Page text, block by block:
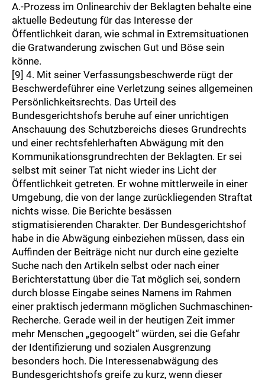
A.-Prozess im Onlinearchiv der Beklagten behalte eine
aktuelle Bedeutung für das Interesse der
Öffentlichkeit daran, wie schmal in Extremsituationen
die Gratwanderung zwischen Gut und Böse sein
könne.
[9] 4. Mit seiner Verfassungsbeschwerde rügt der
Beschwerdeführer eine Verletzung seines allgemeinen
Persönlichkeitsrechts. Das Urteil des
Bundesgerichtshofs beruhe auf einer unrichtigen
Anschauung des Schutzbereichs dieses Grundrechts
und einer rechtsfehlerhaften Abwägung mit den
Kommunikationsgrundrechten der Beklagten. Er sei
selbst mit seiner Tat nicht wieder ins Licht der
Öffentlichkeit getreten. Er wohne mittlerweile in einer
Umgebung, die von der lange zurückliegenden Straftat
nichts wisse. Die Berichte besässen
stigmatisierenden Charakter. Der Bundesgerichtshof
habe in die Abwägung einbeziehen müssen, dass ein
Auffinden der Beiträge nicht nur durch eine gezielte
Suche nach den Artikeln selbst oder nach einer
Berichterstattung über die Tat möglich sei, sondern
durch blosse Eingabe seines Namens im Rahmen
einer praktisch jedermann möglichen Suchmaschinen-
Recherche. Gerade weil in der heutigen Zeit immer
mehr Menschen „gegoogelt“ würden, sei die Gefahr
der Identifizierung und sozialen Ausgrenzung
besonders hoch. Die Interessenabwägung des
Bundesgerichtshofs greife zu kurz, wenn dieser